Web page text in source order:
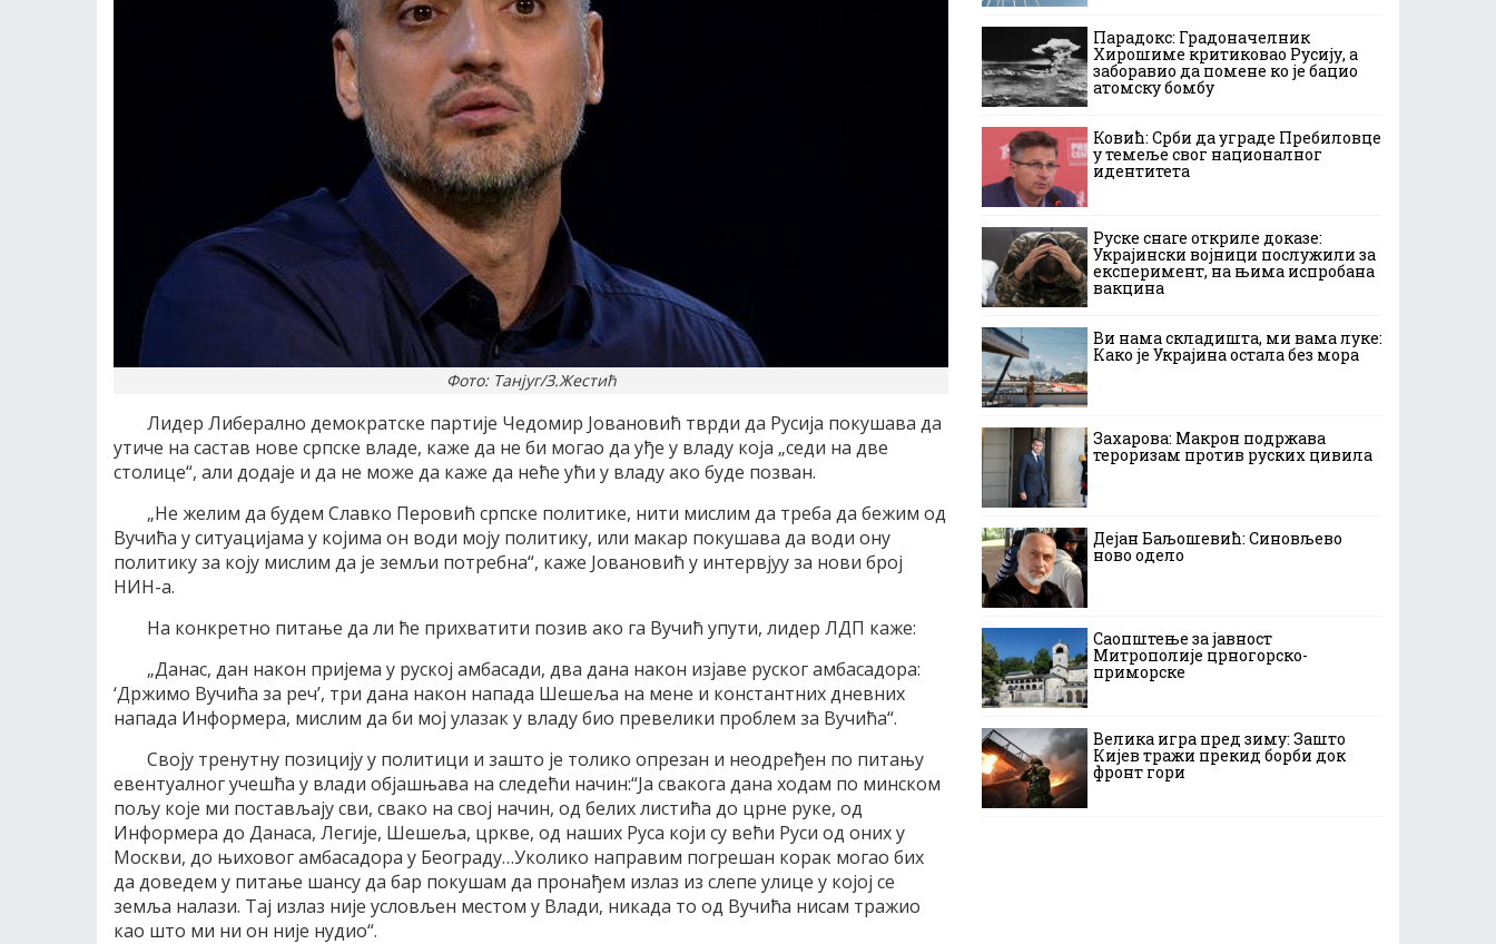
Фото: Танјуг/З.Жестић
Лидер Либерално демократске партиjе Чедомир Jовановић тврди да Русиjа покушава да
утиче на састав нове српске владе, каже да не би могао да уђе у владу коjа „седи на две
столице“, али додаjе и да не може да каже да неће ући у владу ако буде позван.
„Не желим да будем Славко Перовић српске политике, нити мислим да треба да бежим од
Вучића у ситуациjама у коjима он води моjу политику, или макар покушава да води ону
политику за коjу мислим да jе земљи потребна“, каже Jовановић у интервjуу за нови броj
НИН-а.
На конкретно питање да ли ће прихватити позив ако га Вучић упути, лидер ЛДП каже:
„Данас, дан након приjема у рускоj амбасади, два дана након изjаве руског амбасадора:
‘Држимо Вучића за реч’, три дана након напада Шешеља на мене и константних дневних
напада Информера, мислим да би моj улазак у владу био превелики проблем за Вучића“.
Своjу тренутну позициjу у политици и зашто jе толико опрезан и неодређен по питању
евентуалног учешћа у влади обjашњава на следећи начин:“Jа свакога дана ходам по минском
пољу коjе ми постављаjу сви, свако на своj начин, од белих листића до црне руке, од
Информера до Данаса, Легиjе, Шешеља, цркве, од наших Руса коjи су већи Руси од оних у
Mоскви, до њиховог амбасадора у Београду…Уколико направим погрешан корак могао бих
да доведем у питање шансу да бар покушам да пронађем излаз из слепе улице у коjоj се
земља налази. Tаj излаз ниjе условљен местом у Влади, никада то од Вучића нисам тражио
као што ми ни он ниjе нудио“.
Парадокс: Градоначелник
Хирошиме критиковао Русију, а
заборавио да помене ко је бацио
атомску бомбу
Ковић: Срби да уграде Пребиловце
у темеље свог националног
идентитета
Руске снаге откриле доказе:
Украјински војници послужили за
експеримент, на њима испробана
вакцина
Ви нама складишта, ми вама луке:
Како је Украјина остала без мора
Захарова: Макрон подржава
тероризам против руских цивила
Дејан Баљошевић: Синовљево
ново одело
Саопштење за јавност
Митрополије црногорско-
приморске
Велика игра пред зиму: Зашто
Кијев тражи прекид борби док
фронт гори